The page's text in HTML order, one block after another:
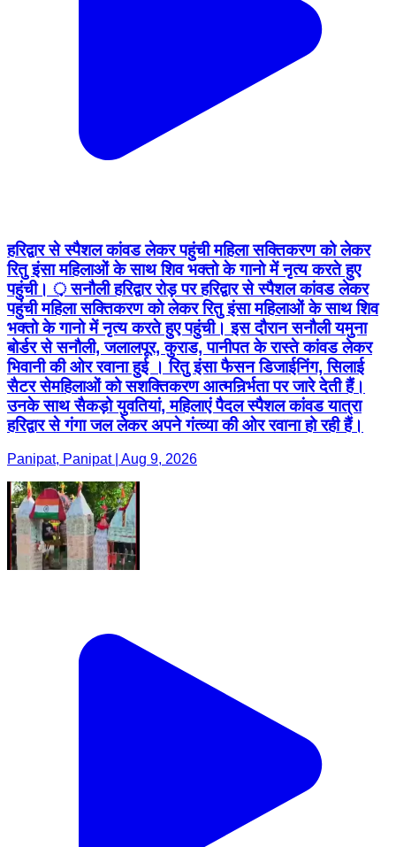
हरिद्वार से स्पैशल कांवड लेकर पहुंची महिला सक्तिकरण को लेकर
रितु इंसा महिलाओं के साथ शिव भक्तो के गानो में नृत्य करते हुए
पहुंची। ़ सनौली हरिद्वार रोड़ पर हरिद्वार से स्पैशल कांवड लेकर
पहुंची महिला सक्तिकरण को लेकर रितु इंसा महिलाओं के साथ शिव
भक्तो के गानो में नृत्य करते हुए पहुंची। इस दौरान सनौली यमुना
बोर्डर से सनौली, जलालपूर, कुराड, पानीपत के रास्ते कांवड लेकर
भिवानी की ओर रवाना हुई । रितु इंसा फैसन डिजाईनिंग, सिलाई
सैटर सेमहिलाओं को सशक्तिकरण आत्मनिर्र्भता पर जारे देती हैं।
उनके साथ सैकड़ो युवतियां, महिलाएं पैदल स्पैशल कांवड यात्रा
हरिद्वार से गंगा जल लेकर अपने गंत्व्या की ओर रवाना हो रही हैं।
Panipat, Panipat | Aug 9, 2026